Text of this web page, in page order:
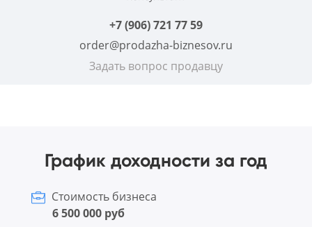
+7 (906) 721 77 59
order@prodazha-biznesov.ru
Задать вопрос продавцу
График доходности за год
Стоимость бизнеса
6 500 000 руб